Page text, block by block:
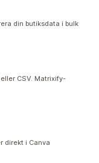
din butiksdata i bulk
CSV. Matrixify-
direkt i Canva